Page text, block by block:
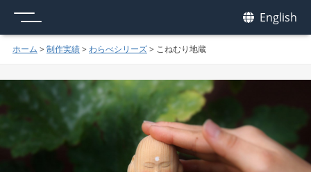
English
ホーム > 制作実績> わらべシリーズ> こねむり地蔵